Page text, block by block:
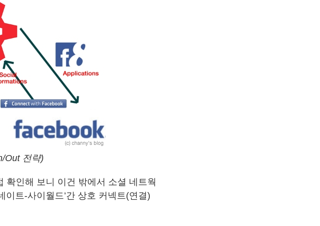
Out 전략)
확인해 보니 이건 밖에서 소셜 네트웍
이트-사이월드’간 상호 커넥트(연결)